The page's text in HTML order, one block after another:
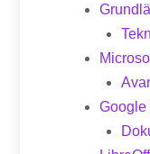
Google